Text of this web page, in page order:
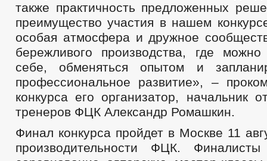
также практичность предложенных
преимущество участия в нашем
особая атмосфера и дружное
бережливого производства, где
себе, обменяться опытом и
профессиональное развитие», –
конкурса его организатор, начальник
тренеров ФЦК Александр Ромашкин.
Финал конкурса пройдет в Москве 11
производительности ФЦК.